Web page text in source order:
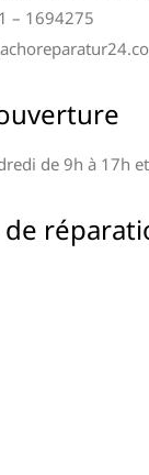
– 1694275
de 9h à 17h
de